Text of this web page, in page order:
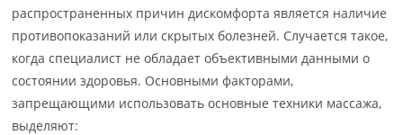
распространенных причин дискомфорта является наличие
противопоказаний или скрытых болезней. Случается такое,
когда специалист не обладает объективными данными о
состоянии здоровья. Основными факторами,
запрещающими использовать основные техники массажа,
выделяют: